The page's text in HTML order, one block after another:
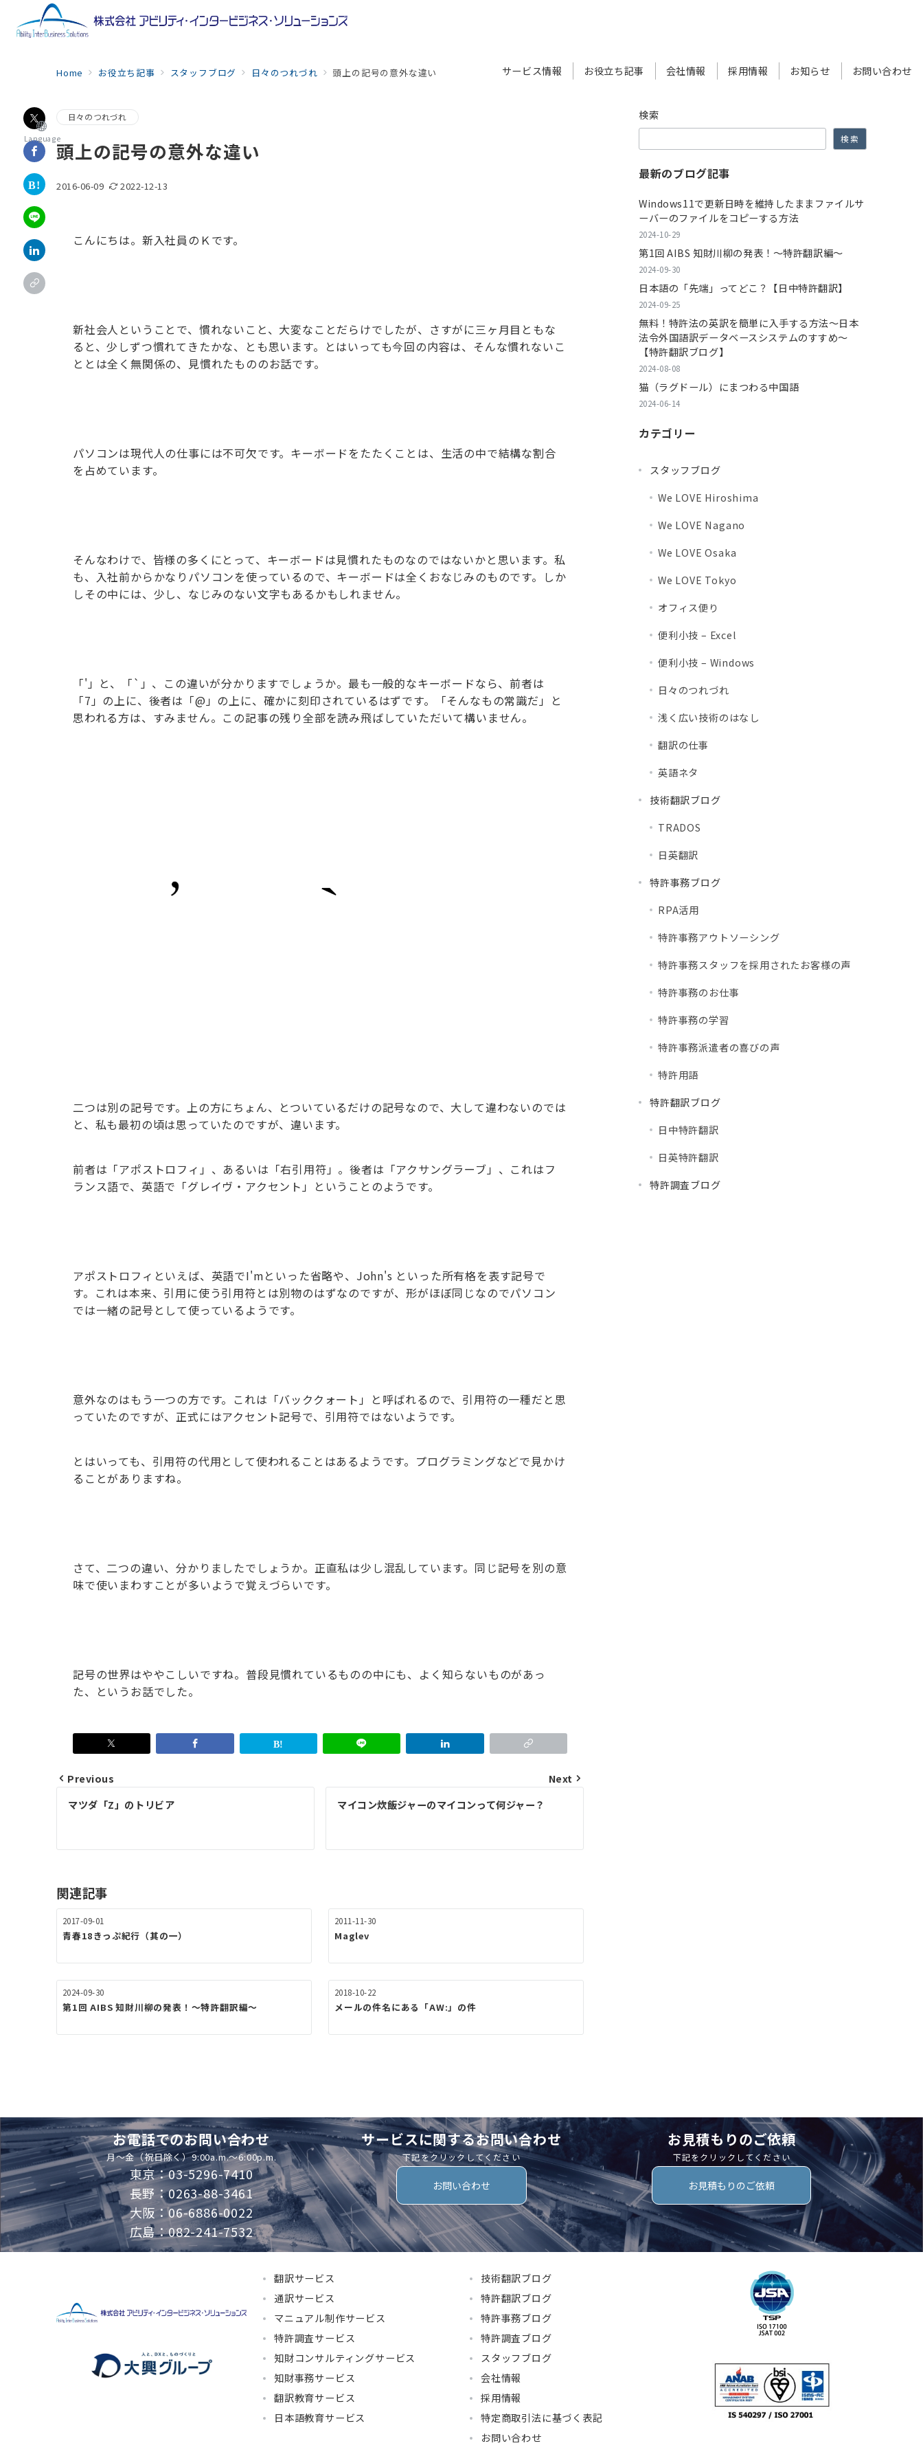
サービス情報 お役立ち記事 会社情報 採用情報 お知らせ お問い合わせ
Language
Home お役立ち記事 スタッフブログ 日々のつれづれ 頭上の記号の意外な違い
日々のつれづれ
頭上の記号の意外な違い
2016-06-09 2022-12-13
こんにちは。新入社員のＫです。
新社会人ということで、慣れないこと、大変なことだらけでしたが、さすがに三ヶ月目ともな
ると、少しずつ慣れてきたかな、とも思います。とはいっても今回の内容は、そんな慣れないこ
ととは全く無関係の、見慣れたもののお話です。
パソコンは現代人の仕事には不可欠です。キーボードをたたくことは、生活の中で結構な割合
を占めています。
そんなわけで、皆様の多くにとって、キーボードは見慣れたものなのではないかと思います。私
も、入社前からかなりパソコンを使っているので、キーボードは全くおなじみのものです。しか
しその中には、少し、なじみのない文字もあるかもしれません。
「'」と、「`」、この違いが分かりますでしょうか。最も一般的なキーボードなら、前者は
「7」の上に、後者は「@」の上に、確かに刻印されているはずです。「そんなもの常識だ」と
思われる方は、すみません。この記事の残り全部を読み飛ばしていただいて構いません。
二つは別の記号です。上の方にちょん、とついているだけの記号なので、大して違わないのでは
と、私も最初の頃は思っていたのですが、違います。
前者は「アポストロフィ」、あるいは「右引用符」。後者は「アクサングラーブ」、これはフ
ランス語で、英語で「グレイヴ・アクセント」ということのようです。
アポストロフィといえば、英語でI'mといった省略や、John's といった所有格を表す記号で
す。これは本来、引用に使う引用符とは別物のはずなのですが、形がほぼ同じなのでパソコン
では一緒の記号として使っているようです。
意外なのはもう一つの方です。これは「バッククォート」と呼ばれるので、引用符の一種だと思
っていたのですが、正式にはアクセント記号で、引用符ではないようです。
とはいっても、引用符の代用として使われることはあるようです。プログラミングなどで見かけ
ることがありますね。
さて、二つの違い、分かりましたでしょうか。正直私は少し混乱しています。同じ記号を別の意
味で使いまわすことが多いようで覚えづらいです。
記号の世界はややこしいですね。普段見慣れているものの中にも、よく知らないものがあっ
た、というお話でした。
投
ナ
ゲ
ー
シ
ョ
ン
Previous
マツダ「Z」のトリビア
Next
マイコン炊飯ジャーのマイコンって何ジャー？
関連記事
2017-09-01
青春18きっぷ紀行（其の一）
2011-11-30
Maglev
2024-09-30
第1回 AIBS 知財川柳の発表！～特許翻訳編～
2018-10-22
メールの件名にある「AW:」の件
検索
検索
最新のブログ記事
Windows11で更新日時を維持したままファイルサ
ーバーのファイルをコピーする方法
2024-10-29
第1回 AIBS 知財川柳の発表！～特許翻訳編～
2024-09-30
日本語の「先端」ってどこ？【日中特許翻訳】
2024-09-25
無料！特許法の英訳を簡単に入手する方法～日本
法令外国語訳データベースシステムのすすめ～
【特許翻訳ブログ】
2024-08-08
猫（ラグドール）にまつわる中国語
2024-06-14
カテゴリー
スタッフブログ
We LOVE Hiroshima
We LOVE Nagano
We LOVE Osaka
We LOVE Tokyo
オフィス便り
便利小技 – Excel
便利小技 – Windows
日々のつれづれ
浅く広い技術のはなし
翻訳の仕事
英語ネタ
技術翻訳ブログ
TRADOS
日英翻訳
特許事務ブログ
RPA活用
特許事務アウトソーシング
特許事務スタッフを採用されたお客様の声
特許事務のお仕事
特許事務の学習
特許事務派遣者の喜びの声
特許用語
特許翻訳ブログ
日中特許翻訳
日英特許翻訳
特許調査ブログ
お電話でのお問い合わせ
月～金（祝日除く）9:00a.m.～6:00p.m.
東京：03-5296-7410
長野：0263-88-3461
大阪：06-6886-0022
広島：082-241-7532
サービスに関するお問い合わせ
下記をクリックしてください
お問い合わせ
お見積もりのご依頼
下記をクリックしてください
お見積もりのご依頼
翻訳サービス
通訳サービス
マニュアル制作サービス
特許調査サービス
知財コンサルティングサービス
知財事務サービス
翻訳教育サービス
日本語教育サービス
技術翻訳ブログ
特許翻訳ブログ
特許事務ブログ
特許調査ブログ
スタッフブログ
会社情報
採用情報
特定商取引法に基づく表記
お問い合わせ